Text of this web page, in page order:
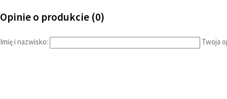
Opinie o produkcie (0)
Imię i nazwisko: Twoja